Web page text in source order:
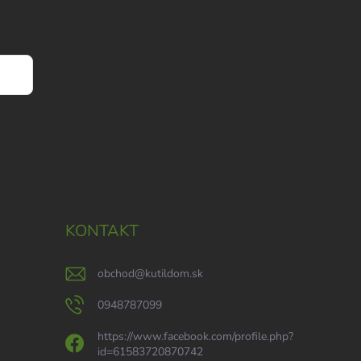
KONTAKT
obchod@kutildom.sk
0948787099
https://www.facebook.com/profile.php?
id=61583720870742